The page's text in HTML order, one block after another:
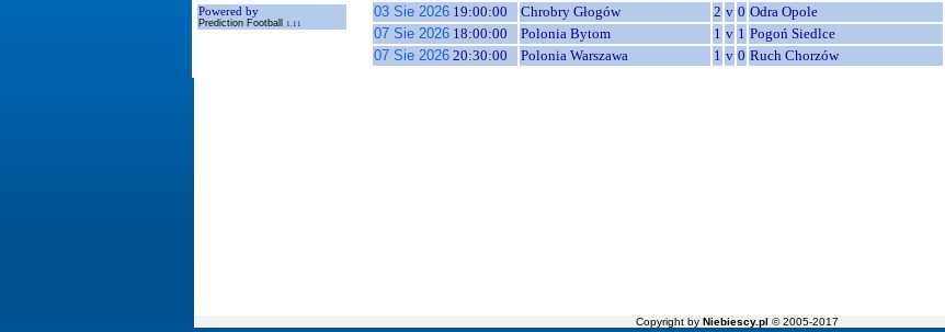
Powered by
Prediction Football 1.11
03 Sie 2026 19:00:00 Chrobry Głogów 2 v 0 Odra Opole
07 Sie 2026 18:00:00 Polonia Bytom 1 v 1 Pogoń Siedlce
07 Sie 2026 20:30:00 Polonia Warszawa 1 v 0 Ruch Chorzów
Copyright by Niebiescy.pl © 2005-2017